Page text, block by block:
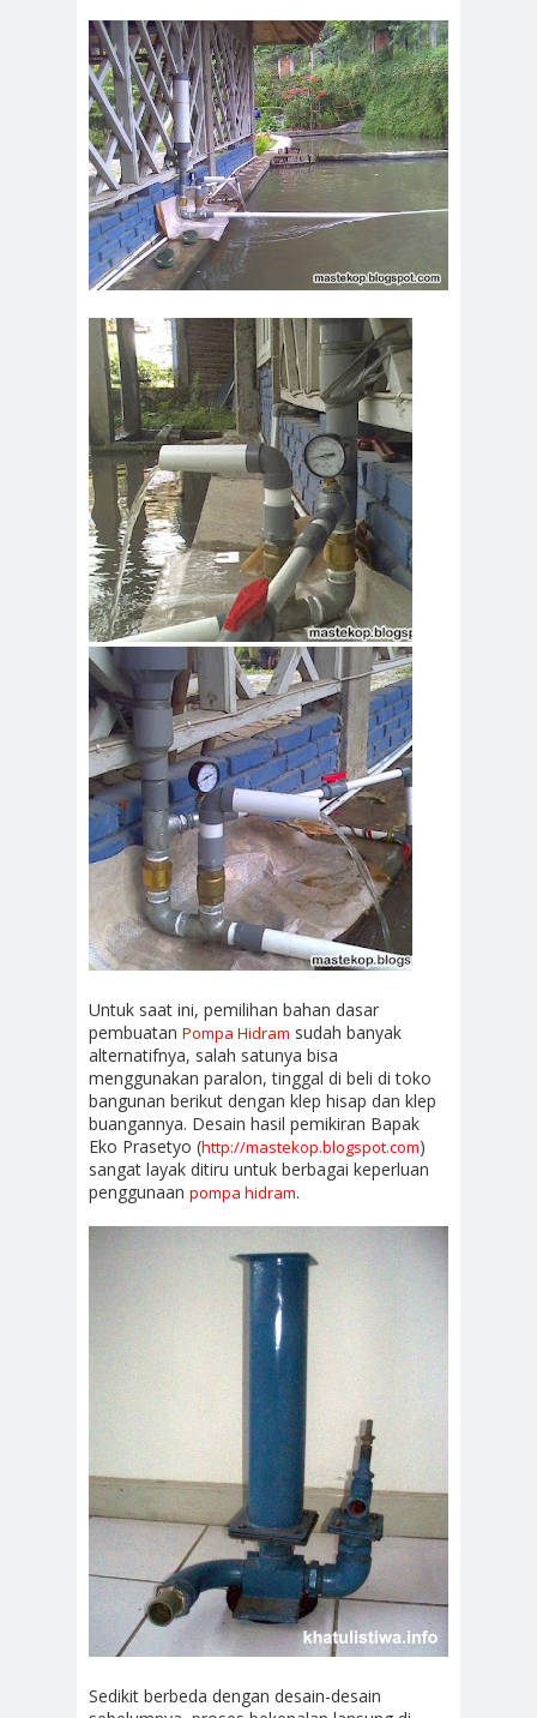
Untuk saat ini, pemilihan bahan dasar
pembuatan Pompa Hidram sudah banyak
alternatifnya, salah satunya bisa
menggunakan paralon, tinggal di beli di toko
bangunan berikut dengan klep hisap dan klep
buangannya. Desain hasil pemikiran Bapak
Eko Prasetyo (http://mastekop.blogspot.com)
sangat layak ditiru untuk berbagai keperluan
penggunaan pompa hidram.
Sedikit berbeda dengan desain-desain